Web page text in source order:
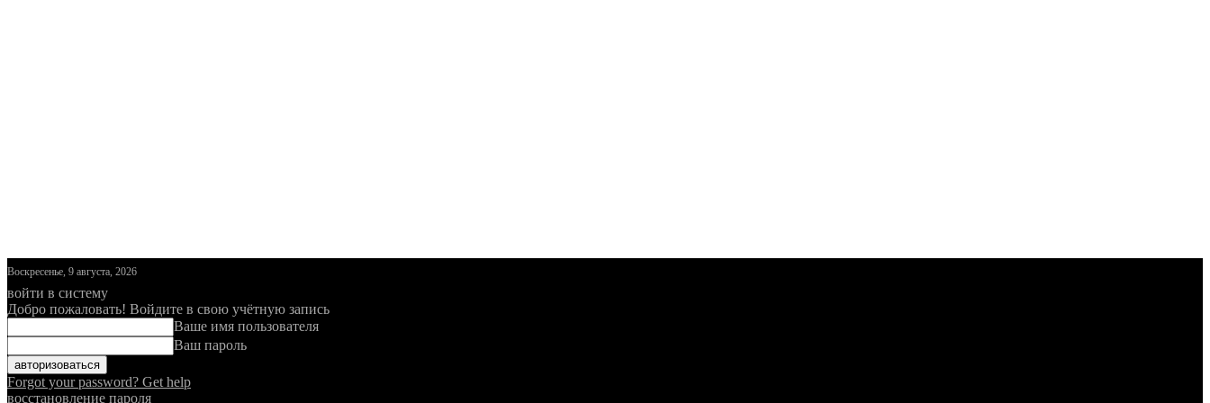
Воскресенье, 9 августа, 2026
войти в систему
Добро пожаловать! Войдите в свою учётную запись
Ваше имя пользователя
Ваш пароль
Forgot your password? Get help
восстановление пароля